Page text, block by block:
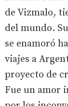
de Vizmalo,
del mundo.
se enamoró
viajes a
proyecto de
Fue un amor